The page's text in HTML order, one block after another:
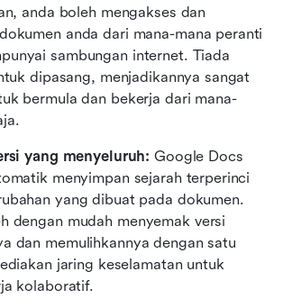
anda boleh mengakses dan
anda dari mana-mana peranti
sambungan internet. Tiada
dipasang, menjadikannya sangat
bermula dan bekerja dari mana-
yang menyeluruh: Google Docs
menyimpan sejarah terperinci
yang dibuat pada dokumen.
dengan mudah menyemak versi
dan memulihkannya dengan satu
jaring keselamatan untuk
kolaboratif.